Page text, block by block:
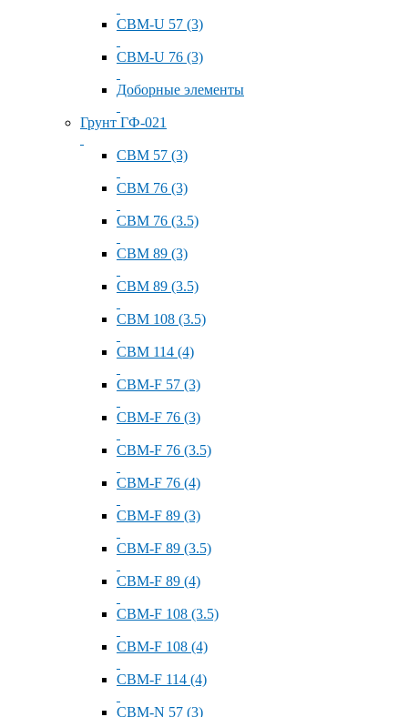
СВМ-U 57 (3)
СВМ-U 76 (3)
Доборные элементы
Грунт ГФ-021
СВМ 57 (3)
СВМ 76 (3)
СВМ 76 (3.5)
СВМ 89 (3)
СВМ 89 (3.5)
СВМ 108 (3.5)
СВМ 114 (4)
СВМ-F 57 (3)
СВМ-F 76 (3)
СВМ-F 76 (3.5)
СВМ-F 76 (4)
СВМ-F 89 (3)
СВМ-F 89 (3.5)
СВМ-F 89 (4)
СВМ-F 108 (3.5)
СВМ-F 108 (4)
СВМ-F 114 (4)
СВМ-N 57 (3)